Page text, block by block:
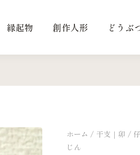
縁起物 創作人形 どうぶ
ホーム / 干支｜卯 /
じん